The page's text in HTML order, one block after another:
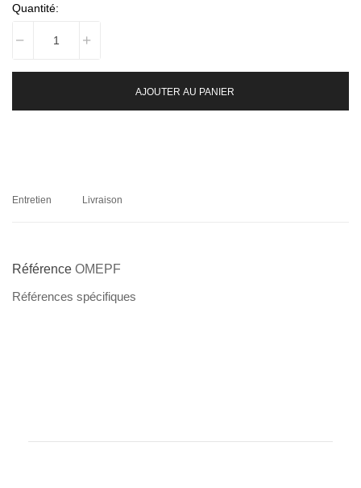
Quantité:
AJOUTER AU PANIER
Entretien Livraison
Référence OMEPF
Références spécifiques